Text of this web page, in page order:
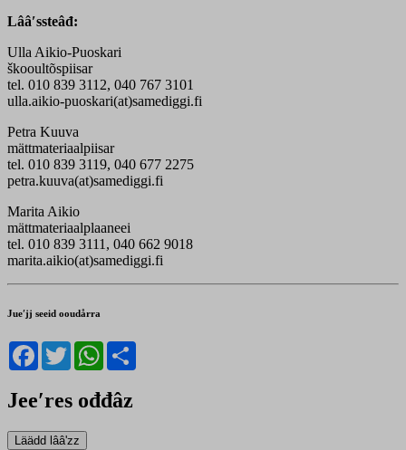
Lââʹssteâđ:
Ulla Aikio-Puoskari
škooultõspiisar
tel. 010 839 3112, 040 767 3101
ulla.aikio-puoskari(at)samediggi.fi
Petra Kuuva
mättmateriaalpiisar
tel. 010 839 3119, 040 677 2275
petra.kuuva(at)samediggi.fi
Marita Aikio
mättmateriaalplaaneei
tel. 010 839 3111, 040 662 9018
marita.aikio(at)samediggi.fi
Jueʹjj seeid ooudårra
Facebook
TwitterWhatsApp
Jeeʹres ođđâz